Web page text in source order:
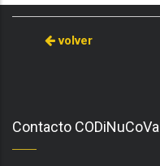
volver
Contacto CODiNuCoVa